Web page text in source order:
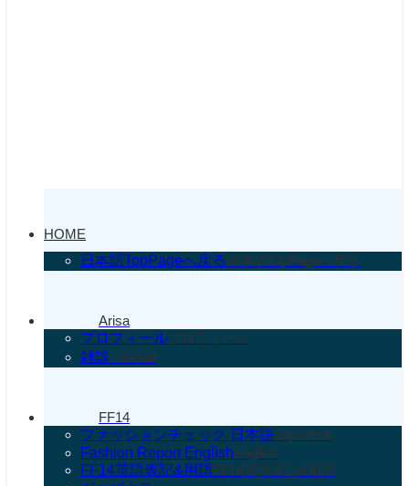
HOME
日本語TopPageへ戻る
日本語TopPageへ戻る
Arisa
プロフィールプロフィール
雑談chitchat
FF14
ファッションチェック 日本語Japanese
Fashion Report EnglishEnglish
FF14英語表記&用語FF14英語表記&用語